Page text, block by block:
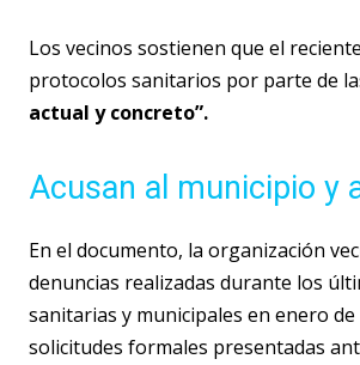
Los vecinos sostienen que el
protocolos sanitarios por parte de
actual y concreto”.
Acusan al municipio y
En el documento, la organización
denuncias realizadas durante los
sanitarias y municipales en enero
solicitudes formales presentadas